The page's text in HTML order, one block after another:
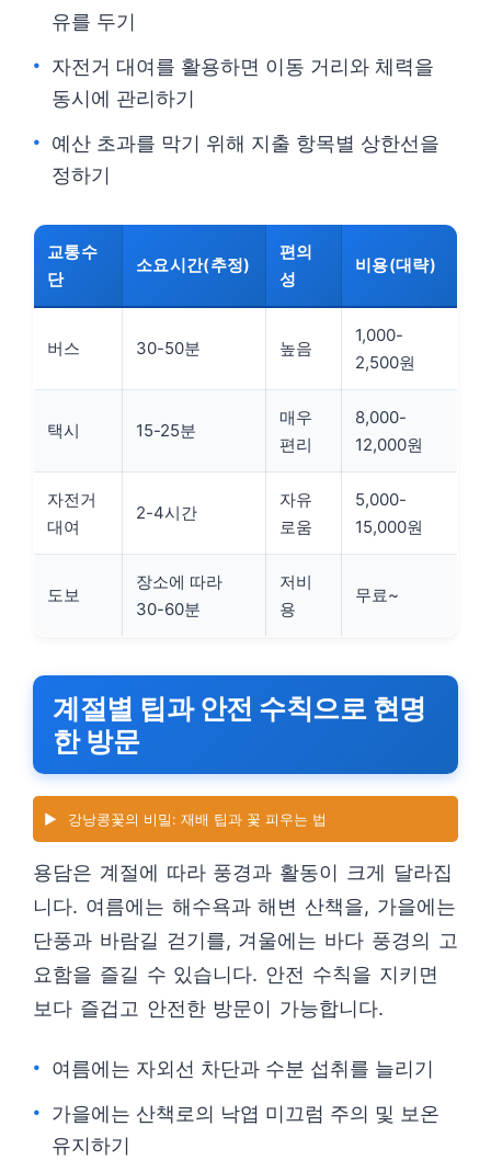
유를 두기
자전거 대여를 활용하면 이동 거리와 체력을
동시에 관리하기
예산 초과를 막기 위해 지출 항목별 상한선을
정하기
교통수
단
소요시간(추정)
편의
성
비용(대략)
버스 30-50분 높음
1,000-
2,500원
택시 15-25분
매우
편리
8,000-
12,000원
자전거
대여
2-4시간
자유
로움
5,000-
15,000원
도보
장소에 따라
30-60분
저비
용
무료~
계절별 팁과 안전 수칙으로 현명
한 방문
▶️ 강낭콩꽃의 비밀: 재배 팁과 꽃 피우는 법
용담은 계절에 따라 풍경과 활동이 크게 달라집
니다. 여름에는 해수욕과 해변 산책을, 가을에는
단풍과 바람길 걷기를, 겨울에는 바다 풍경의 고
요함을 즐길 수 있습니다. 안전 수칙을 지키면
보다 즐겁고 안전한 방문이 가능합니다.
여름에는 자외선 차단과 수분 섭취를 늘리기
가을에는 산책로의 낙엽 미끄럼 주의 및 보온
유지하기